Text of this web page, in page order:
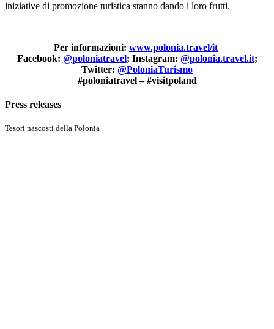
iniziative di promozione turistica stanno dando i loro frutti.
Per informazioni: www.polonia.travel/it
Facebook: @poloniatravel; Instagram: @polonia.travel.it;
Twitter: @PoloniaTurismo
#poloniatravel – #visitpoland
Press releases
Tesori nascosti della Polonia